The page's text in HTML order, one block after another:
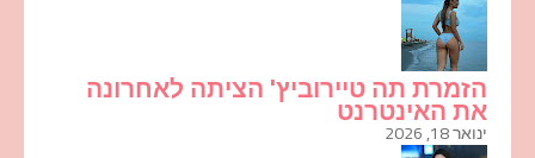
הזמרת תה טיירוביץ' הציתה לאחרונה
את האינטרנט
ינואר 18, 2026